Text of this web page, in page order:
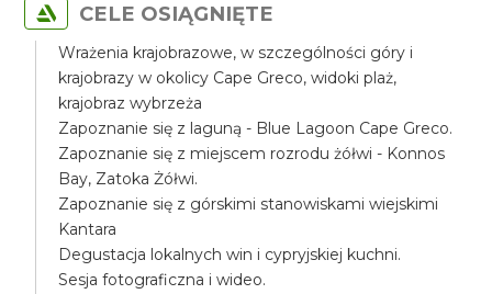
CELE OSIĄGNIĘTE
Wrażenia krajobrazowe, w szczególności góry i
krajobrazy w okolicy Cape Greco, widoki plaż,
krajobraz wybrzeża
Zapoznanie się z laguną - Blue Lagoon Cape Greco.
Zapoznanie się z miejscem rozrodu żółwi - Konnos
Bay, Zatoka Żółwi.
Zapoznanie się z górskimi stanowiskami wiejskimi
Kantara
Degustacja lokalnych win i cypryjskiej kuchni.
Sesja fotograficzna i wideo.